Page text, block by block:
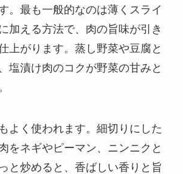
。最も一般的なのは薄くスライ
加える方法で、肉の旨味が引き
上がります。蒸し野菜や豆腐と
塩漬け肉のコクが野菜の甘みと
よく使われます。細切りにした
をネギやピーマン、ニンニクと
と炒めると、香ばしい香りと旨